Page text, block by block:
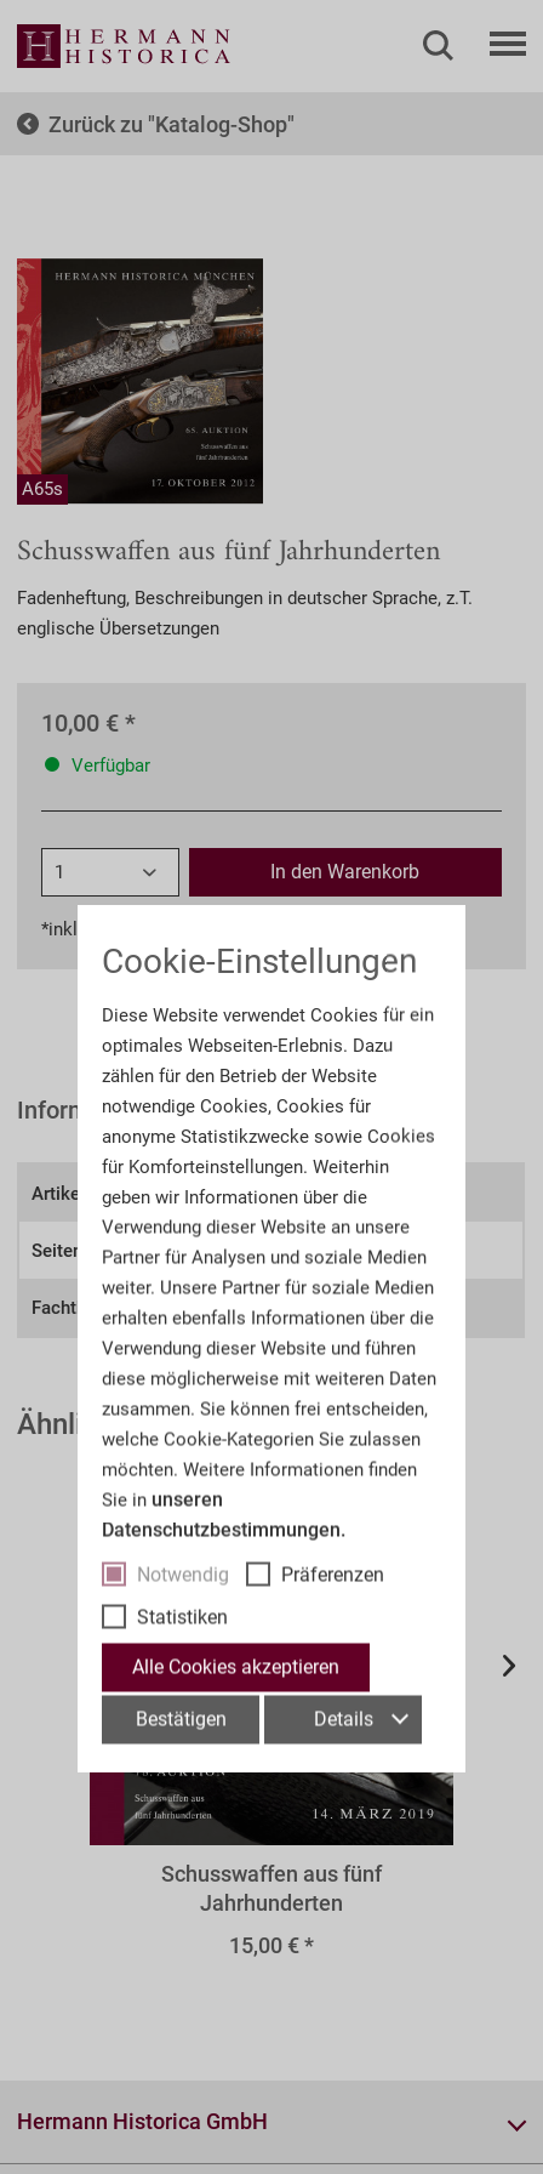
Zurück zu Katalog-Shop
A65s
Schusswaffen aus fünf Jahrhunderten
Fadenheftung, Beschreibungen in deutscher Sprache, z.T.
englische Übersetzungen
10,00 € *
Verfügbar
In den Warenkorb
*inkl. MwSt.
Informationen
Artikel-Nr.: A65s
Seitenzahl: 431
Fachthema: Schusswaffen
Ähnliche Auktionskataloge
A78s
Schusswaffen aus fünf
Jahrhunderten
15,00 € *
Hermann Historica GmbH
Cookie-Einstellungen
Diese Website verwendet Cookies für ein
optimales Webseiten-Erlebnis. Dazu
zählen für den Betrieb der Website
notwendige Cookies, Cookies für
anonyme Statistikzwecke sowie Cookies
für Komforteinstellungen. Weiterhin
geben wir Informationen über die
Verwendung dieser Website an unsere
Partner für Analysen und soziale Medien
weiter. Unsere Partner für soziale Medien
erhalten ebenfalls Informationen über die
Verwendung dieser Website und führen
diese möglicherweise mit weiteren Daten
zusammen. Sie können frei entscheiden,
welche Cookie-Kategorien Sie zulassen
möchten. Weitere Informationen finden
Sie in unseren
Datenschutzbestimmungen.
Notwendig
Präferenzen
Statistiken
Alle Cookies akzeptieren
Bestätigen Details